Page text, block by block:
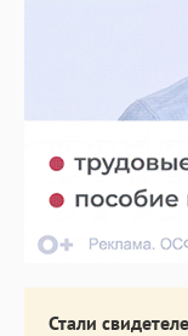
Стали